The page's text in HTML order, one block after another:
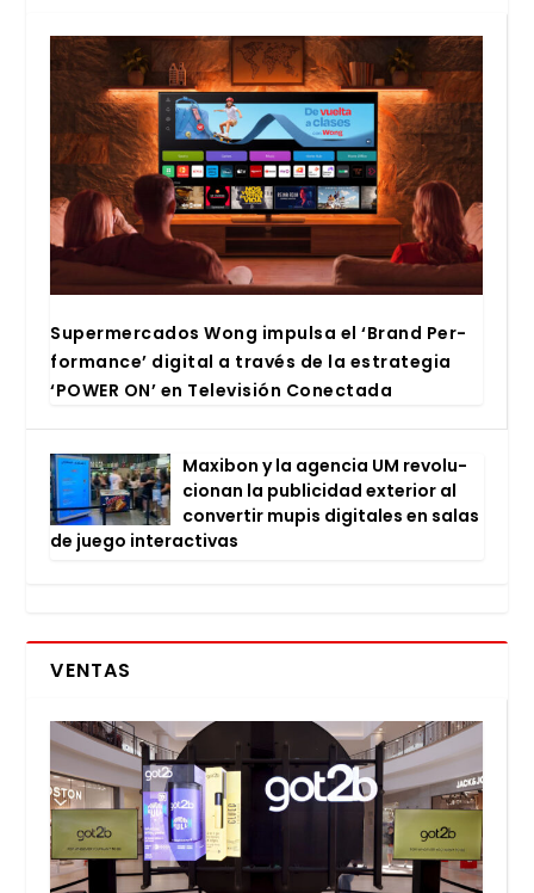
Super­mer­ca­dos Wong impul­sa el ‘Brand Per­
for­man­ce’ digi­tal a tra­vés de la estra­te­gia
‘POWER ON’ en Tele­vi­sión Conec­ta­da
Maxi­bon y la agen­cia UM revo­lu­
cio­nan la publi­ci­dad exte­rior al
con­ver­tir mupis digi­ta­les en salas
de jue­go inter­ac­ti­vas
VENTAS